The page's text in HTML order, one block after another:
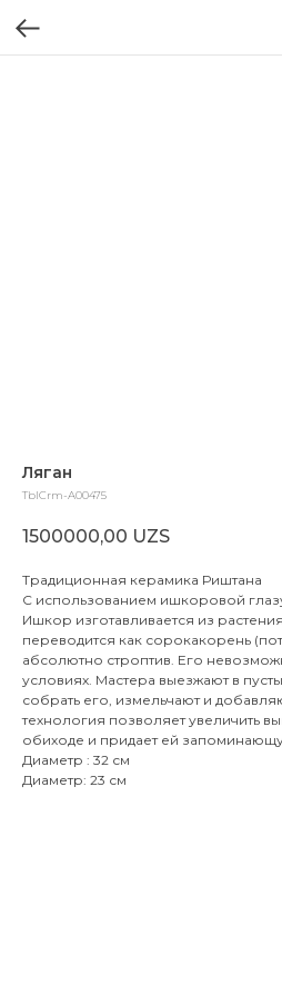
Ляган
TblCrm-A00475
1500000,00 UZS
Традиционная керамика Риштана
С использованием ишкоровой
Ишкор изготавливается из
переводится как сорокакорень
абсолютно строптив. Его
условиях. Мастера выезжают в
собрать его, измельчают и
технология позволяет увеличить
обиходе и придает ей
Диаметр : 32 см
Диаметр: 23 см